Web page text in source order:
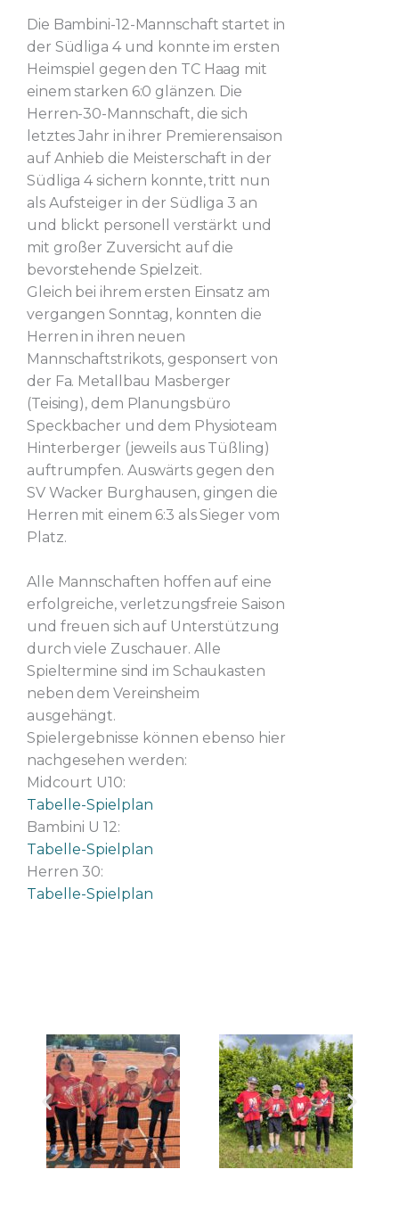
Die Bambini-12-Mannschaft startet in
der Südliga 4 und konnte im ersten
Heimspiel gegen den TC Haag mit
einem starken 6:0 glänzen. Die
Herren-30-Mannschaft, die sich
letztes Jahr in ihrer Premierensaison
auf Anhieb die Meisterschaft in der
Südliga 4 sichern konnte, tritt nun
als Aufsteiger in der Südliga 3 an
und blickt personell verstärkt und
mit großer Zuversicht auf die
bevorstehende Spielzeit.
Gleich bei ihrem ersten Einsatz am
vergangen Sonntag, konnten die
Herren in ihren neuen
Mannschaftstrikots, gesponsert von
der Fa. Metallbau Masberger
(Teising), dem Planungsbüro
Speckbacher und dem Physioteam
Hinterberger (jeweils aus Tüßling)
auftrumpfen. Auswärts gegen den
SV Wacker Burghausen, gingen die
Herren mit einem 6:3 als Sieger vom
Platz.
Alle Mannschaften hoffen auf eine
erfolgreiche, verletzungsfreie Saison
und freuen sich auf Unterstützung
durch viele Zuschauer. Alle
Spieltermine sind im Schaukasten
neben dem Vereinsheim
ausgehängt.
Spielergebnisse können ebenso hier
nachgesehen werden:
Midcourt U10:
Tabelle-Spielplan
Bambini U 12:
Tabelle-Spielplan
Herren 30:
Tabelle-Spielplan